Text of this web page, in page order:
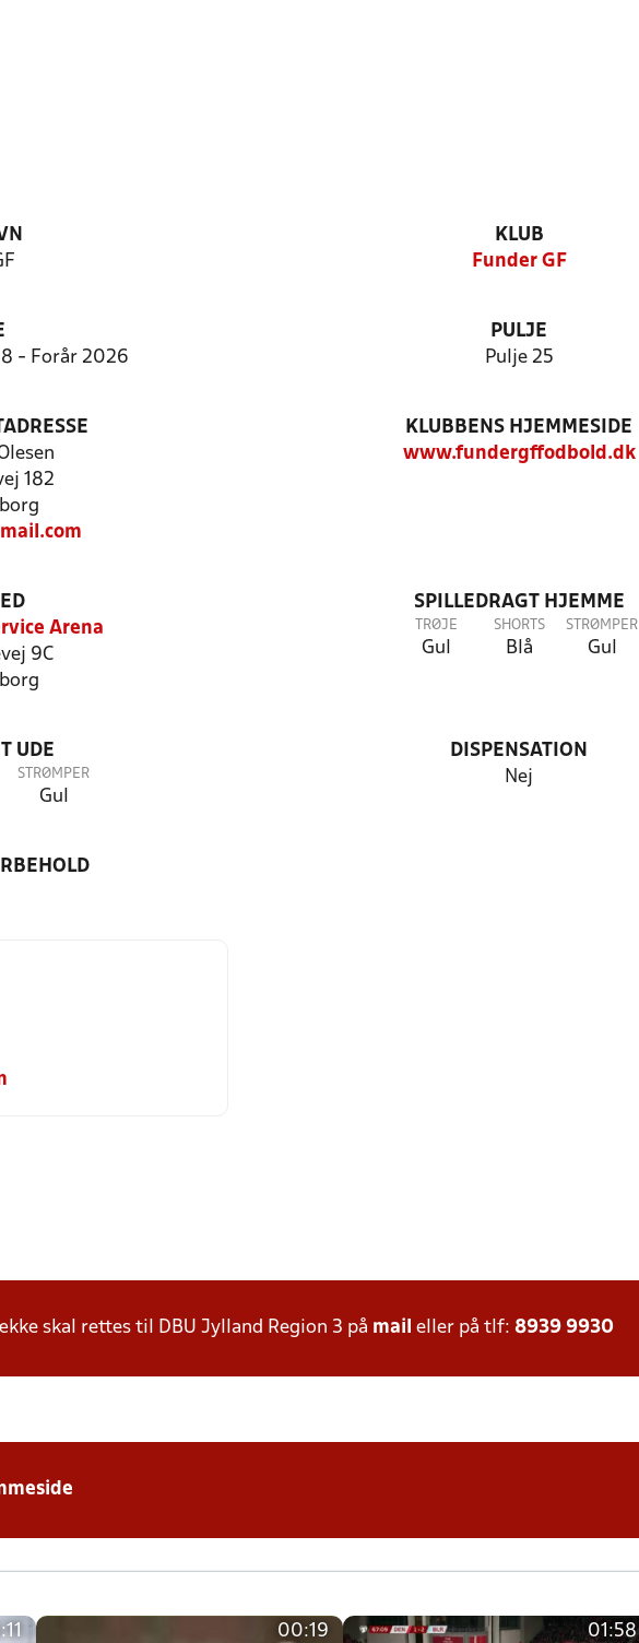
KLUB
Funder GF
- Forår 2026
PULJE
Pulje 25
182
KLUBBENS HJEMMESIDE
www.fundergffodbold.dk
Arena
9C
SPILLEDRAGT HJEMME
TRØJE
Gul
SHORTS
Blå
STRØMPER
Gul
UDE
STRØMPER
Gul
DISPENSATION
Nej
skal rettes til DBU Jylland Region 3 på mail eller på tlf: 8939 9930
00:19 01:58